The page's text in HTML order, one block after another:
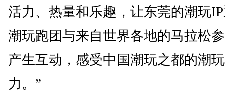
活力、热量和乐趣，让东莞的潮玩
潮玩跑团与来自世界各地的马拉松
产生互动，感受中国潮玩之都的潮
力。”